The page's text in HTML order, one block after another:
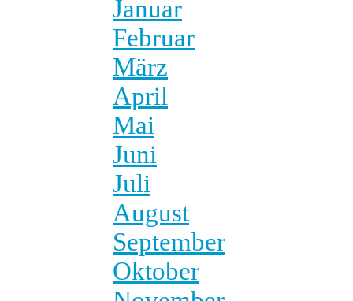
Januar
Februar
März
April
Mai
Juni
Juli
August
September
Oktober